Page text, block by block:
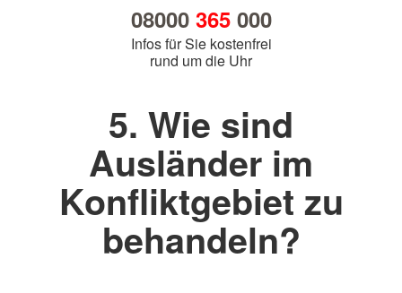
08000 365000
Infos für Sie kostenfrei
rund um die Uhr
5. Wie sind
Ausländer im
Konfliktgebiet zu
behandeln?